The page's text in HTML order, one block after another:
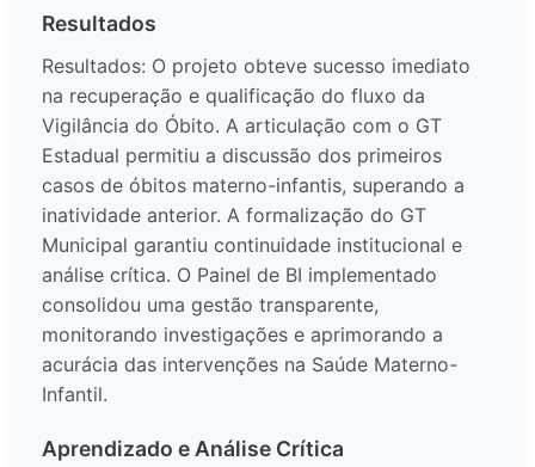
Resultados
Resultados: O projeto obteve sucesso imediato
na recuperação e qualificação do fluxo da
Vigilância do Óbito. A articulação com o GT
Estadual permitiu a discussão dos primeiros
casos de óbitos materno-infantis, superando a
inatividade anterior. A formalização do GT
Municipal garantiu continuidade institucional e
análise crítica. O Painel de BI implementado
consolidou uma gestão transparente,
monitorando investigações e aprimorando a
acurácia das intervenções na Saúde Materno-
Infantil.
Aprendizado e Análise Crítica